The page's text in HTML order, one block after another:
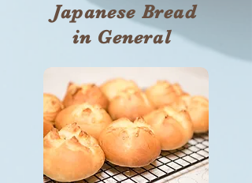
Japanese Bread
in General